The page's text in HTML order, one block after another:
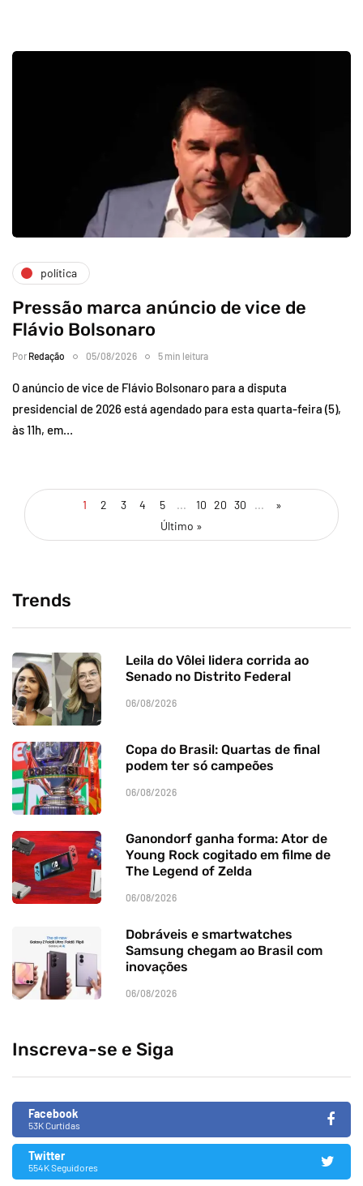
política
Pressão marca anúncio de vice de
Flávio Bolsonaro
Por Redação 05/08/2026 5 min leitura
O anúncio de vice de Flávio Bolsonaro para a disputa
presidencial de 2026 está agendado para esta quarta-feira (5),
às 11h, em…
1 2 3 4 5 ... 10 20 30 ...
»
Último »
Trends
Leila do Vôlei lidera corrida ao
Senado no Distrito Federal
06/08/2026
Copa do Brasil: Quartas de final
podem ter só campeões
06/08/2026
Ganondorf ganha forma: Ator de
Young Rock cogitado em filme de
The Legend of Zelda
06/08/2026
Dobráveis e smartwatches
Samsung chegam ao Brasil com
inovações
06/08/2026
Inscreva-se e Siga
Facebook
53K Curtidas
Twitter
554K Seguidores